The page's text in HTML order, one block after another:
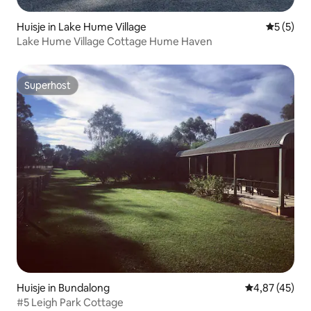
Huisje in Lake Hume Village
5 (5)
Lake Hume Village Cottage Hume Haven
Superhost
Superhost
Huisje in Bundalong Gemiddelde
4,87 (45)
#5 Leigh Park Cottage